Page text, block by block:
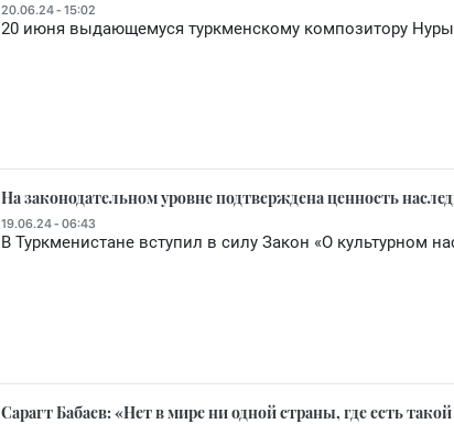
20.06.24 - 15:02
20 июня выдающемуся туркменскому композитору
На законодательном уровне подтверждена ценность
19.06.24 - 06:43
В Туркменистане вступил в силу Закон «О культурном
Сарагт Бабаев: «Нет в мире ни одной страны, где есть